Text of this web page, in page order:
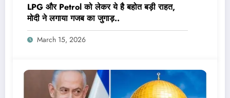
LPG और Petrol को लेकर ये है बहोत बड़ी राहत,
मोदी ने लगाया गजब का जुगाड़..
March 15, 2026